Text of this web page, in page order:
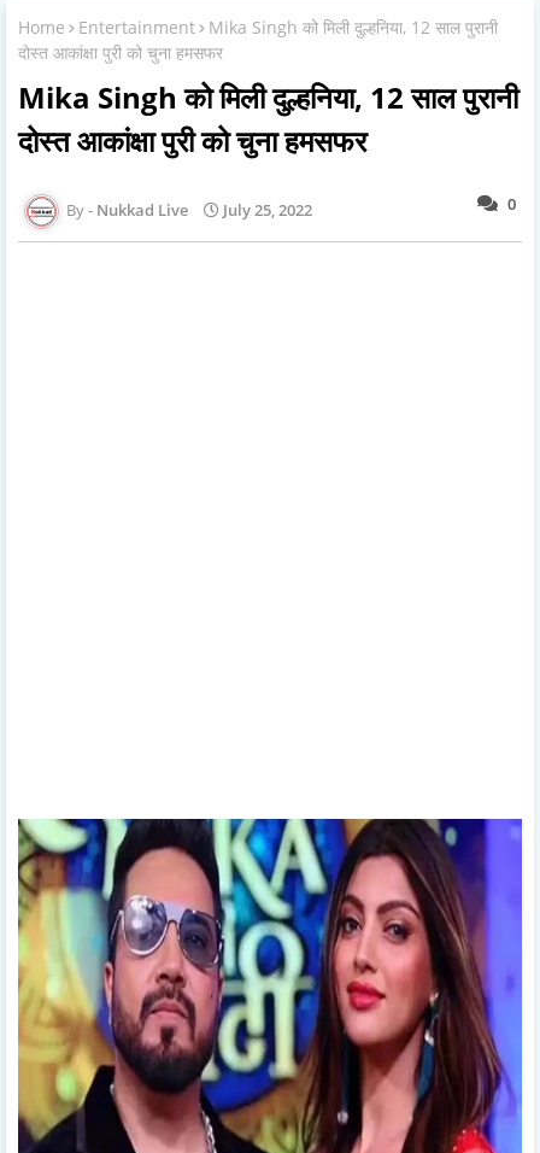
Home Entertainment
Mika Singh को मिली दुल्हनिया, 12 साल पुरानी
दोस्त आकांक्षा पुरी को चुना हमसफर
Mika Singh को मिली दुल्हनिया, 12 साल पुरानी
दोस्त आकांक्षा पुरी को चुना हमसफर
0
Nukkad Live July 25, 2022